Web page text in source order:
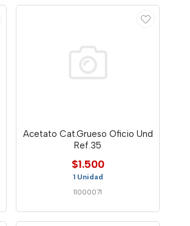
Acetato Cat.Grueso Oficio Und
Ref.35
$1.500
1 Unidad
11000071